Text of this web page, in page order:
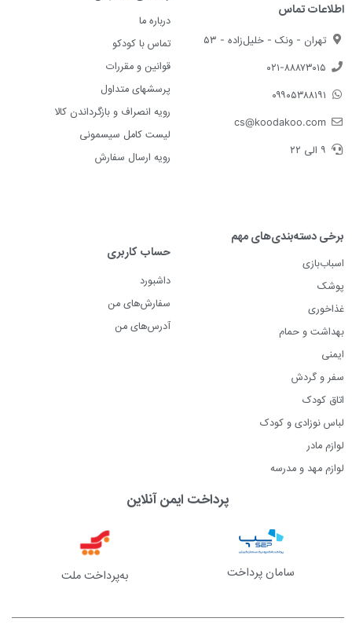
اطلاعات تماس
تهران - ونک - خلیل‌زاده - ۵۳
۰۲۱-۸۸۸۷۳۰۱۵
۰۹۹۰۵۳۸۸۱۹۱
cs@koodakoo.com
۹ الی ۲۲
درباره ما
تماس با کودکو
قوانین و مقررات
پرسشهای متداول
رویه انصراف و بازگرداندن کالا
لیست کامل سیسمونی
رویه ارسال سفارش
برخی دسته‌بندی‌های مهم
اسباب‌بازی
پوشک
غذاخوری
بهداشت و حمام
ایمنی
سفر و گردش
اتاق کودک
لباس نوزادی و کودک
لوازم مادر
لوازم مهد و مدرسه
حساب کاربری
داشبورد
سفارش‌های من
آدرس‌های من
پرداخت ایمن آنلاین
سامان پرداخت به‌پرداخت ملت